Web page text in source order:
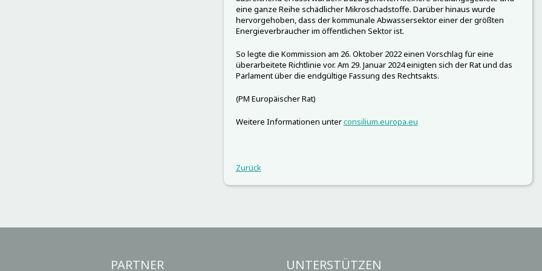
eine ganze Reihe schädlicher Mikroschadstoffe. Darüber hinaus wurde
hervorgehoben, dass der kommunale Abwassersektor einer der größten
Energieverbraucher im öffentlichen Sektor ist.
So legte die Kommission am 26. Oktober 2022 einen Vorschlag für eine
überarbeitete Richtlinie vor. Am 29. Januar 2024 einigten sich der Rat und das
Parlament über die endgültige Fassung des Rechtsakts.
(PM Europäischer Rat)
Weitere Informationen unterconsilium.europa.eu
Zurück
PARTNER UNTERSTÜTZEN